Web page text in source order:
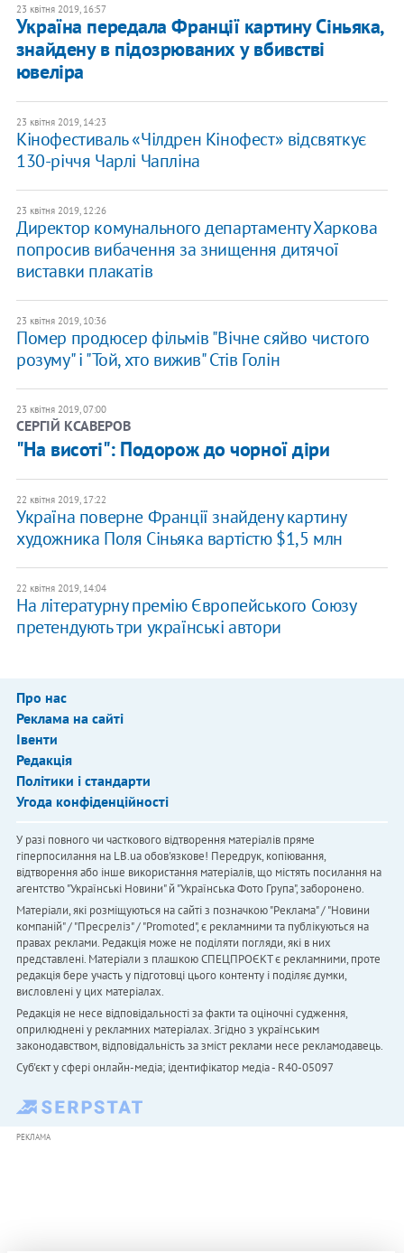
23 квітня 2019, 16:57
Україна передала Франції картину Сіньяка,
знайдену в підозрюваних у вбивстві
ювеліра
23 квітня 2019, 14:23
Кінофестиваль «Чілдрен Кінофест» відсвяткує
130-річчя Чарлі Чапліна
23 квітня 2019, 12:26
Директор комунального департаменту Харкова
попросив вибачення за знищення дитячої
виставки плакатів
23 квітня 2019, 10:36
Помер продюсер фільмів "Вічне сяйво чистого
розуму" і "Той, хто вижив" Стів Голін
23 квітня 2019, 07:00
СЕРГІЙ КСАВЕРОВ
"На висоті": Подорож до чорної діри
22 квітня 2019, 17:22
Україна поверне Франції знайдену картину
художника Поля Сіньяка вартістю $1,5 млн
22 квітня 2019, 14:04
На літературну премію Європейського Союзу
претендують три українські автори
Про нас
Реклама на сайті
Івенти
Редакція
Політики і стандарти
Угода конфіденційності
У разі повного чи часткового відтворення матеріалів пряме
гіперпосилання на LB.ua обов'язкове! Передрук, копіювання,
відтворення або інше використання матеріалів, що містять посилання на
агентство "Українськi Новини" й "Українська Фото Група", заборонено.
Матеріали, які розміщуються на сайті з позначкою "Реклама" / "Новини
компаній" / "Пресреліз" / "Promoted", є рекламними та публікуються на
правах реклами. Редакція може не поділяти погляди, які в них
представлені. Матеріали з плашкою СПЕЦПРОЄКТ є рекламними, проте
редакція бере участь у підготовці цього контенту і поділяє думки,
висловлені у цих матеріалах.
Редакція не несе відповідальності за факти та оціночні судження,
оприлюднені у рекламних матеріалах. Згідно з українським
законодавством, відповідальність за зміст реклами несе рекламодавець.
Cуб'єкт у сфері онлайн-медіа; ідентифікатор медіа - R40-05097
РЕКЛАМА